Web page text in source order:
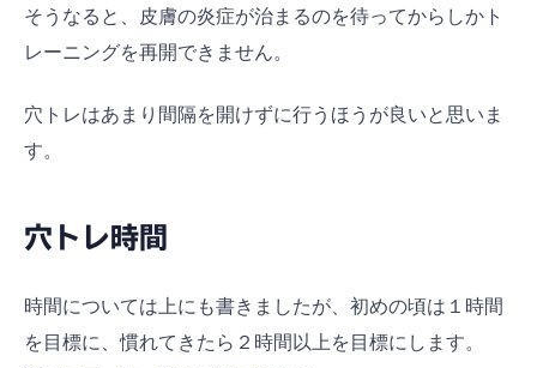
そうなると、皮膚の炎症が治まるのを待ってからしかト
レーニングを再開できません。
穴トレはあまり間隔を開けずに行うほうが良いと思いま
す。
穴トレ時間
時間については上にも書きましたが、初めの頃は１時間
を目標に、慣れてきたら２時間以上を目標にします。